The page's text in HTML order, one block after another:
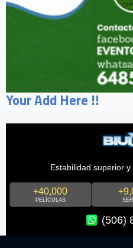
Your Add Here !!
Estabilidad superior
+40,000
PELÍCULAS
(506)